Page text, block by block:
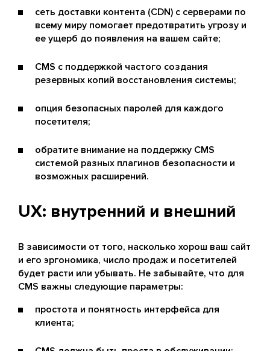
сеть доставки контента (CDN) с серверами по
всему миру помогает предотвратить угрозу и
ее ущерб до появления на вашем сайте;
CMS с поддержкой частого создания
резервных копий восстановления системы;
опция безопасных паролей для каждого
посетителя;
обратите внимание на поддержку CMS
системой разных плагинов безопасности и
возможных расширений.
UX: внутренний и внешний
В зависимости от того, насколько хорош ваш сайт
и его эргономика, число продаж и посетителей
будет расти или убывать. Не забывайте, что для
CMS важны следующие параметры:
простота и понятность интерфейса для
клиента;